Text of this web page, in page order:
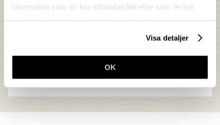
information som du har tillhandahållit eller som de har
Visa detaljer
OK
Inför gesällprov
LÄS MER